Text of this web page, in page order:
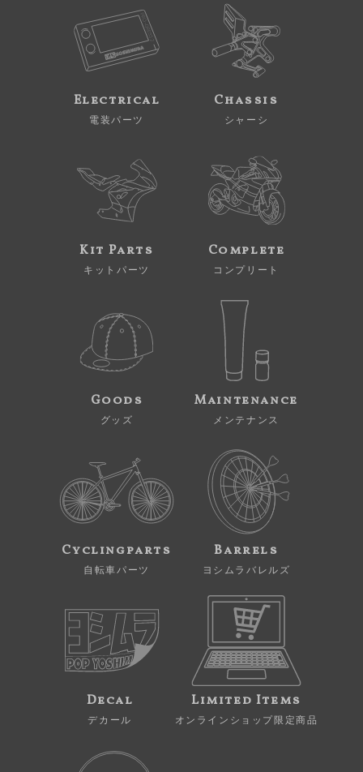
Electrical
電装パーツ
Chassis
シャーシ
Kit Parts
キットパーツ
Complete
コンプリート
Goods
グッズ
Maintenance
メンテナンス
Cyclingparts
自転車パーツ
Barrels
ヨシムラバレルズ
Decal
デカール
Limited Items
オンラインショップ限定商品